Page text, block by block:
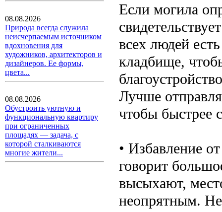
08.08.2026
Природа всегда служила
неисчерпаемым источником
вдохновения для
художников, архитекторов и
дизайнеров. Ее формы,
цвета...
08.08.2026
Обустроить уютную и
функциональную квартиру
при ограниченных
площадях — задача, с
которой сталкиваются
многие жители...
Если могила
всех людей
кладбище,
Лучше
чтобы быстрее
• Избавление
говорит
высыхают,
неопрятным.